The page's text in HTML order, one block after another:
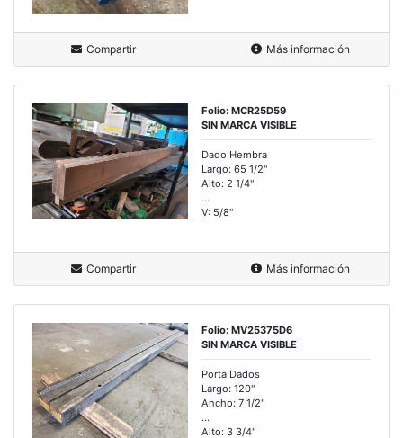
Compartir Más información
Folio: MCR25D59
SIN MARCA VISIBLE
Dado Hembra
Largo: 65 1/2"
Alto: 2 1/4"
...
V: 5/8"
Compartir Más información
Folio: MV25375D6
SIN MARCA VISIBLE
Porta Dados
Largo: 120"
Ancho: 7 1/2"
...
Alto: 3 3/4"